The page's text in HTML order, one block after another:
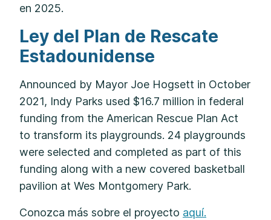
en 2025.
Ley del Plan de Rescate
Estadounidense
Announced by Mayor Joe Hogsett in October
2021, Indy Parks used $16.7 million in federal
funding from the American Rescue Plan Act
to transform its playgrounds. 24 playgrounds
were selected and completed as part of this
funding along with a new covered basketball
pavilion at Wes Montgomery Park.
Conozca más sobre el proyecto aquí.